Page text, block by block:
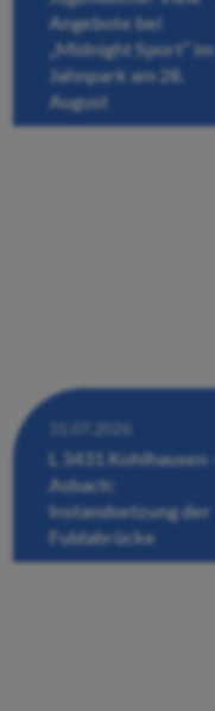
Angebote bei
„Midnight Sport“ im
Jahnpark am 28.
August
31.07.2026
L 3431 Kohlhausen –
Asbach:
Instandsetzung der
Fuldabrücke